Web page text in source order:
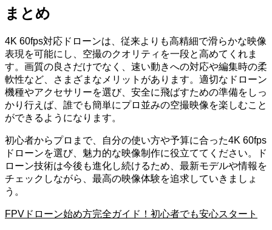
まとめ
4K 60fps対応ドローンは、従来よりも高精細で滑らかな映像
表現を可能にし、空撮のクオリティを一段と高めてくれま
す。画質の良さだけでなく、速い動きへの対応や編集時の柔
軟性など、さまざまなメリットがあります。適切なドローン
機種やアクセサリーを選び、安全に飛ばすための準備をしっ
かり行えば、誰でも簡単にプロ並みの空撮映像を楽しむこと
ができるようになります。
初心者からプロまで、自分の使い方や予算に合った4K 60fps
ドローンを選び、魅力的な映像制作に役立ててください。ド
ローン技術は今後も進化し続けるため、最新モデルや情報を
チェックしながら、最高の映像体験を追求していきましょ
う。
FPVドローン始め方完全ガイド！初心者でも安心スタート